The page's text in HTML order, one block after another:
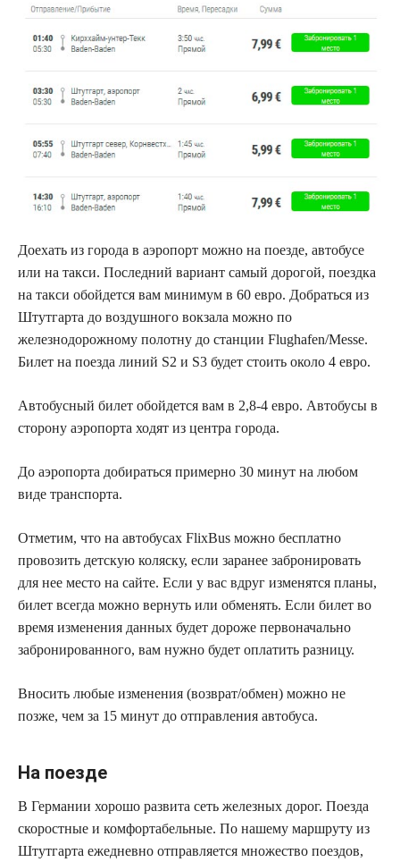
Доехать из города в аэропорт можно на поезде, автобусе
или на такси. Последний вариант самый дорогой, поездка
на такси обойдется вам минимум в 60 евро. Добраться из
Штутгарта до воздушного вокзала можно по
железнодорожному полотну до станции Flughafen/Messe.
Билет на поезда линий S2 и S3 будет стоить около 4 евро.
Автобусный билет обойдется вам в 2,8-4 евро. Автобусы в
сторону аэропорта ходят из центра города.
До аэропорта добираться примерно 30 минут на любом
виде транспорта.
Отметим, что на автобусах FlixBus можно бесплатно
провозить детскую коляску, если заранее забронировать
для нее место на сайте. Если у вас вдруг изменятся планы,
билет всегда можно вернуть или обменять. Если билет во
время изменения данных будет дороже первоначально
забронированного, вам нужно будет оплатить разницу.
Вносить любые изменения (возврат/обмен) можно не
позже, чем за 15 минут до отправления автобуса.
На поезде
В Германии хорошо развита сеть железных дорог. Поезда
скоростные и комфортабельные. По нашему маршруту из
Штутгарта ежедневно отправляется множество поездов,